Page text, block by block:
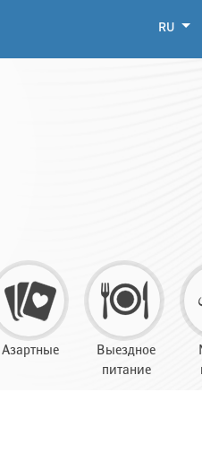
RU
Азартные
Выездное
питание